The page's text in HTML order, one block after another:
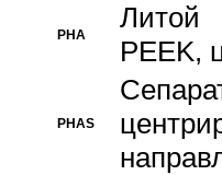
PHA
Литой
PEEK,
PHAS